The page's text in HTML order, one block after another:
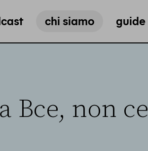
chi siamo guide
Bce, non ce